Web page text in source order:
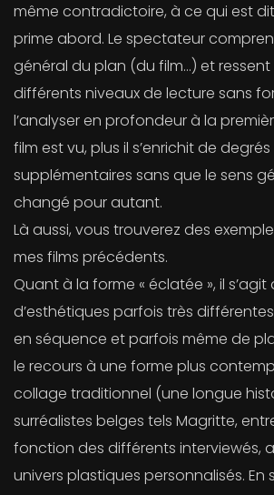
même contradictoire, à ce qui est
prime abord. Le spectateur
général du plan (du film…) et
différents niveaux de lecture sans
l’analyser en profondeur à la
film est vu, plus il s’enrichit de
supplémentaires sans que le sens
changé pour autant.
Là aussi, vous trouverez des
mes films précédents.
Quant à la forme « éclatée », il s’agit
d’esthétiques parfois très
en séquence et parfois même de
le recours à une forme plus
collage traditionnel (une longue
surréalistes belges tels Magritte,
fonction des différents interviewés,
univers plastiques personnalisés. En